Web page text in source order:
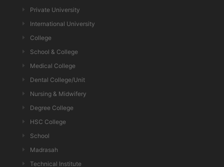
Private University
International University
College
School & College
Medical College
Dental College/Unit
Nursing & Midwifery
Degree College
HSC College
School
Madrasah
Technical Institute